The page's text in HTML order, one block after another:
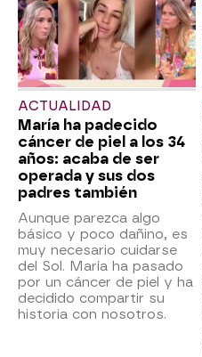
ACTUALIDAD
María ha padecido
cáncer de piel a los 34
años: acaba de ser
operada y sus dos
padres también
Aunque parezca algo
básico y poco dañino, es
muy necesario cuidarse
del Sol. María ha pasado
por un cáncer de piel y ha
decidido compartir su
historia con nosotros.